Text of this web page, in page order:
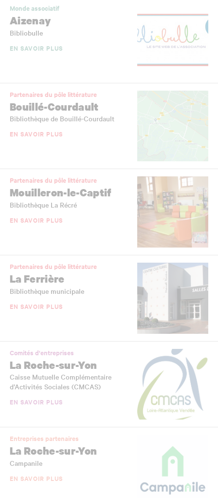
Monde associatif
Aizenay
Bibliobulle
EN SAVOIR PLUS
Partenaires du pôle littérature
Bouillé-Courdault
Bibliothèque de Bouillé-Courdault
EN SAVOIR PLUS
Partenaires du pôle littérature
Mouilleron-le-Captif
Bibliothèque La Récré
EN SAVOIR PLUS
Partenaires du pôle littérature
La Ferrière
Bibliothèque municipale
EN SAVOIR PLUS
Comités d'entreprises
La Roche-sur-Yon
Caisse Mutuelle Complémentaire
d’Activités Sociales (CMCAS)
EN SAVOIR PLUS
Entreprises partenaires
La Roche-sur-Yon
Campanile
EN SAVOIR PLUS